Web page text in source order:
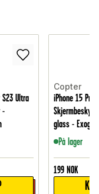
Ultra
-
Copter
iPhone 15 Pro
glass -
På lager
199 NOK